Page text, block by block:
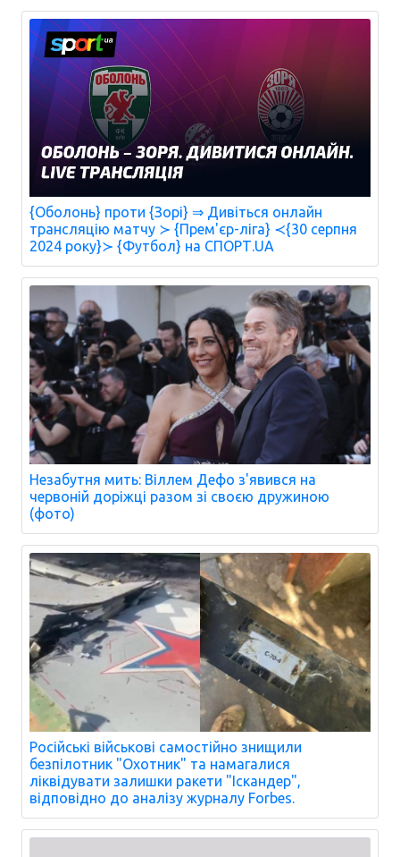
{Оболонь} проти {Зорі} ⇒ Дивіться онлайн
трансляцію матчу ≻ {Прем'єр-ліга} ≺{30 серпня
2024 року}≻ {Футбол} на СПОРТ.UA
Незабутня мить: Віллем Дефо з'явився на
червоній доріжці разом зі своєю дружиною
(фото)
Російські військові самостійно знищили
безпілотник "Охотник" та намагалися
ліквідувати залишки ракети "Іскандер",
відповідно до аналізу журналу Forbes.